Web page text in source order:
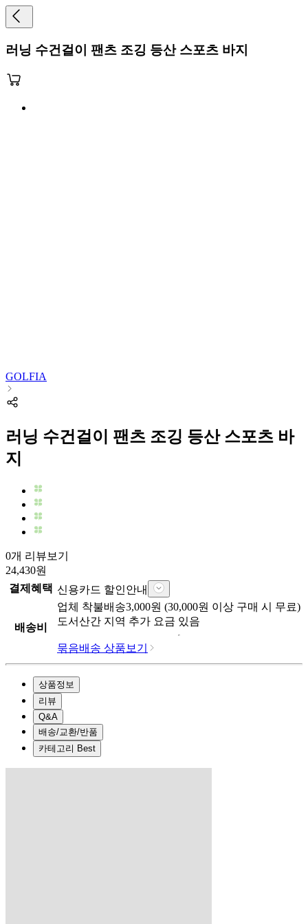
러닝 수건걸이 팬츠 조깅 등산 스포츠 바지
GOLFIA
러닝 수건걸이 팬츠 조깅 등산 스포츠 바
지
0개 리뷰보기
24,430원
결제혜택 신용카드 할인안내
배송비
업체 착불배송3,000원 (30,000원 이상 구매 시 무료)
도서산간 지역 추가 요금 있음
묶음배송 상품보기
상품정보
리뷰
Q&A
배송/교환/반품
카테고리 Best